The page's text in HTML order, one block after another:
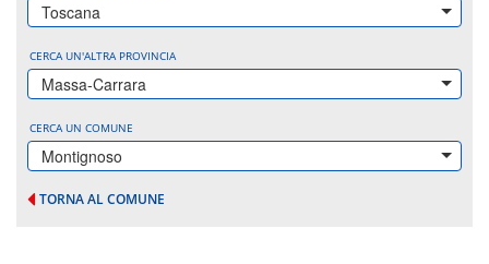
Toscana
CERCA UN'ALTRA PROVINCIA
Massa-Carrara
CERCA UN COMUNE
Montignoso
TORNA AL COMUNE